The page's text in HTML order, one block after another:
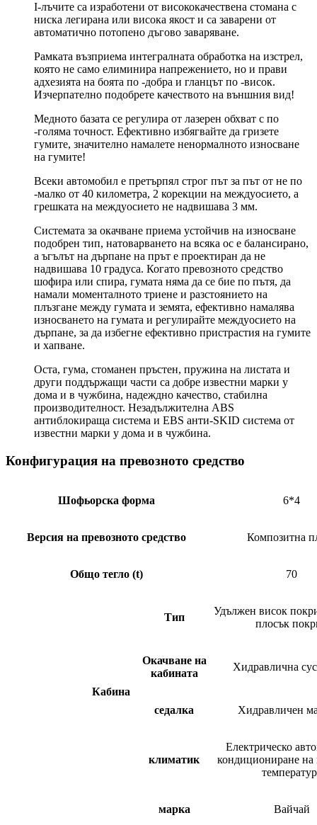
I-лъчите са изработени от висококачествена стомана с
ниска легирана или висока якост и са заварени от
автоматично потопено дъгово заваряване.
Рамката възприема интегралната обработка на изстрел,
която не само елиминира напрежението, но и прави
адхезията на боята по -добра и гланцът по -висок.
Изчерпателно подобрете качеството на външния вид!
Медното базата се регулира от лазерен обхват с по
-голяма точност. Ефективно избягвайте да гризете
гумите, значително намалете ненормалното износване
на гумите!
Всеки автомобил е претърпял строг път за път от не по
-малко от 40 километра, 2 корекции на междуосието, а
грешката на междуосието не надвишава 3 мм.
Системата за окачване приема устойчив на износване
подобрен тип, натоварването на всяка ос е балансирано,
а ъгълът на дърпане на прът е проектиран да не
надвишава 10 градуса. Когато превозното средство
шофира или спира, гумата няма да се бие по пътя, да
намали моменталното триене и разстоянието на
плъзгане между гумата и земята, ефективно намалява
износването на гумата и регулирайте междуосието на
дърпане, за да избегне ефективно пристрастия на гумите
и хапване.
Оста, гума, стоманен пръстен, пружина на листата и
други поддържащи части са добре известни марки у
дома и в чужбина, надеждно качество, стабилна
производителност. Незадължителна ABS
антиблокираща система и EBS анти-SKID система от
известни марки у дома и в чужбина.
Конфигурация на превозното средство
Шофьорска форма 6*4
Версия на превозното средство Композитна
Общо тегло (t) 70
Кабина
Тип
Удължен висок
плосък
Окачване на
кабината
Хидравлична
седалка Хидравличен
климатик
Електрическо
кондициониране на
марка Вайчай